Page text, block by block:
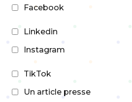
Facebook
Linkedin
Instagram
TikTok
Un article presse